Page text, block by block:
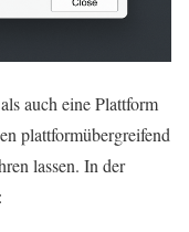
auch eine Plattform
plattformübergreifend
lassen. In der